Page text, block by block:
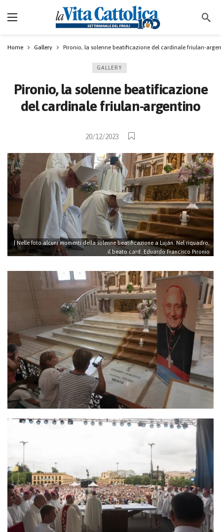
Home Gallery Pironio, la solenne beatificazione del cardinale friulan-
GALLERY
Pironio, la solenne beatificazione
del cardinale friulan-argentino
20/12/2023
| Nelle foto alcuni momenti della solenne beatificazione a Luján. Nel riquadro,
il beato card. Eduardo Francisco Pironio